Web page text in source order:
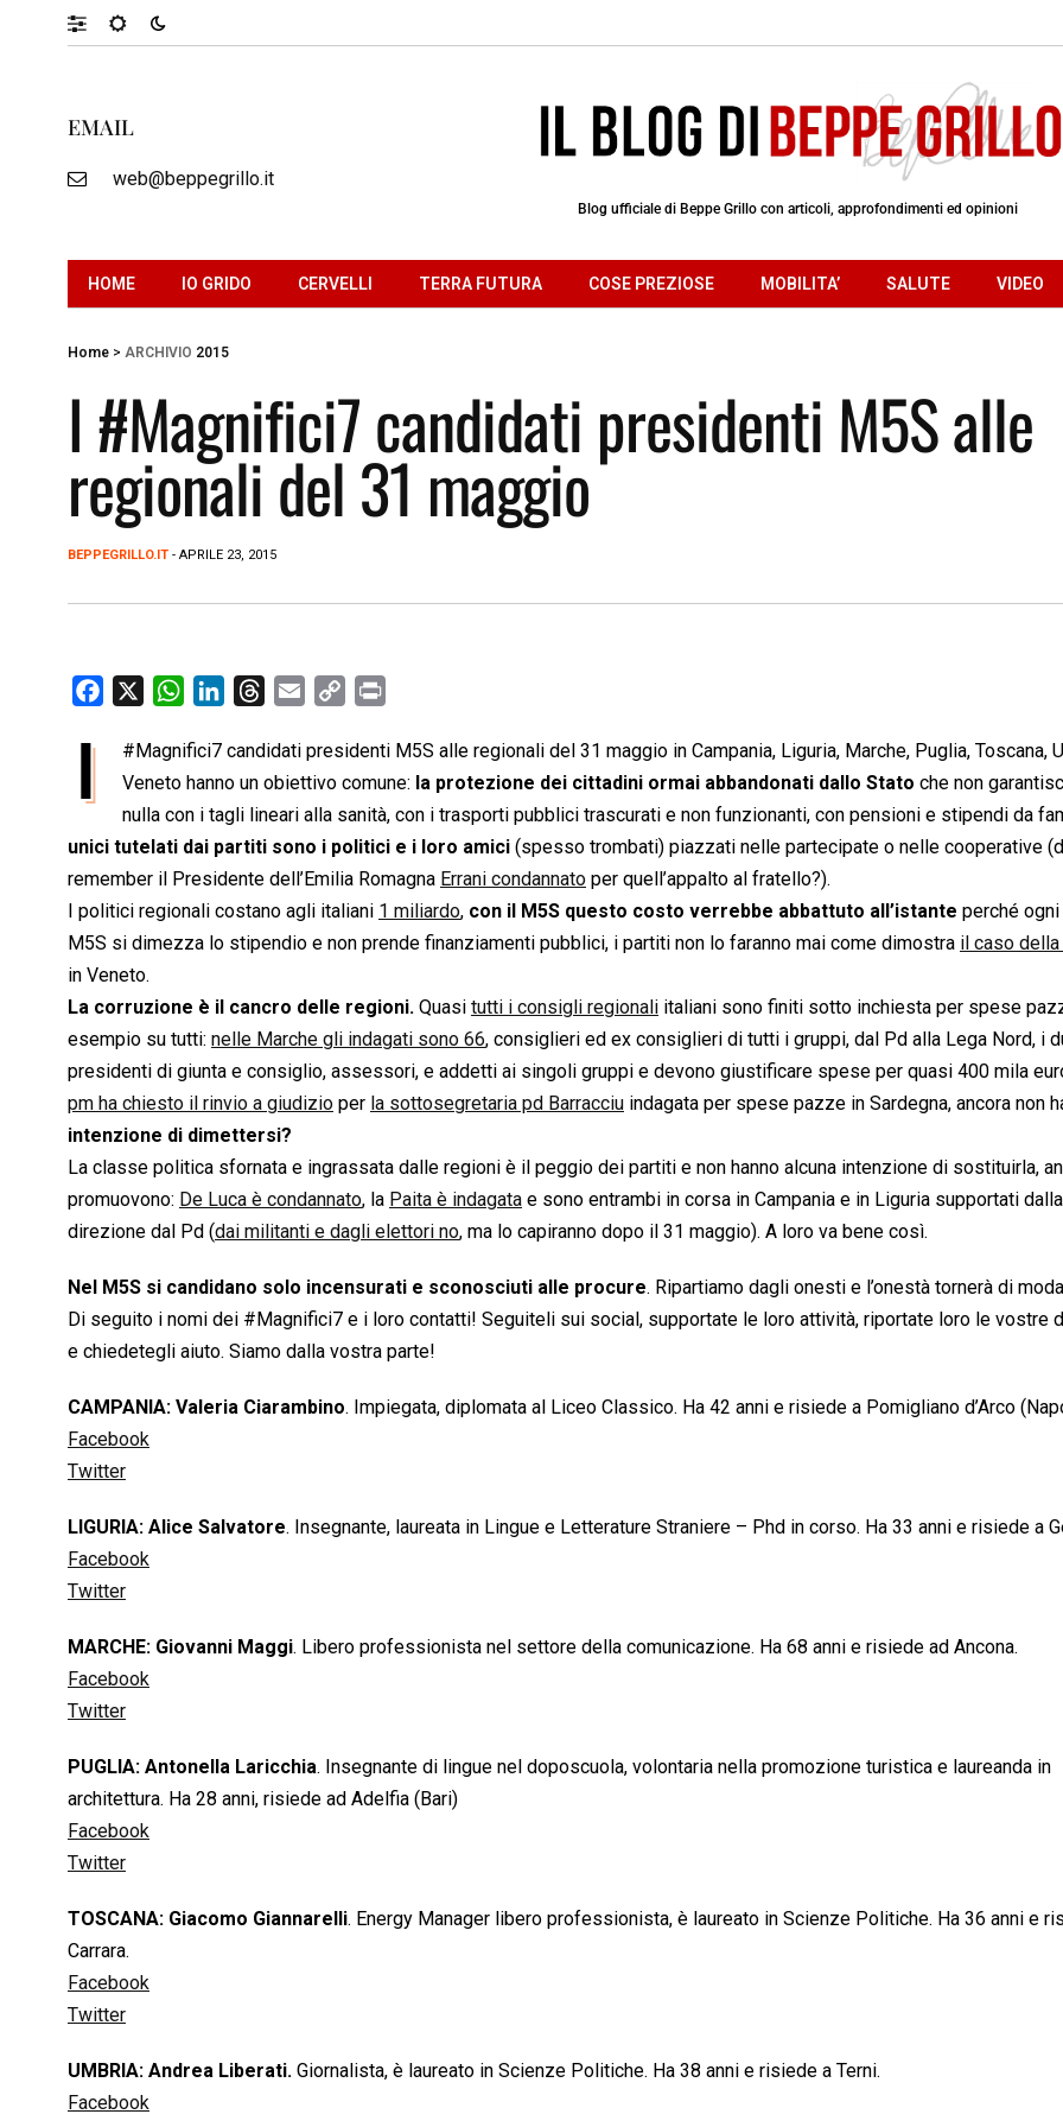
EMAIL
web@beppegrillo.it
Blog ufficiale di Beppe Grillo con articoli, approfondimenti ed opinioni
HOME IO GRIDO CERVELLI TERRA FUTURA COSE PREZIOSE MOBILITA’ SALUTE VIDEO
Home > ARCHIVIO 2015
I #Magnifici7 candidati presidenti M5S alle
regionali del 31 maggio
BEPPEGRILLO.IT - APRILE 23, 2015
o
o
k
W
a
t
s
A
p
p
n
k
e
d
I
n
r
e
a
d
s
a
i
l
p
y
L
i
n
k
i
n
t
I
#Magnifici7 candidati presidenti M5S alle regionali del 31 maggio in Campania, Liguria, Marche, Puglia, Toscana,
Veneto hanno un obiettivo comune: la protezione dei cittadini ormai abbandonati dallo Stato che non
nulla con i tagli lineari alla sanità, con i trasporti pubblici trascurati e non funzionanti, con pensioni e stipendi da
unici tutelati dai partiti sono i politici e i loro amici (spesso trombati) piazzati nelle partecipate o nelle cooperative
remember il Presidente dell’Emilia Romagna Errani condannato per quell’appalto al fratello?).
I politici regionali costano agli italiani 1 miliardo, con il M5S questo costo verrebbe abbattuto all’istante perché
M5S si dimezza lo stipendio e non prende finanziamenti pubblici, i partiti non lo faranno mai come dimostra il caso
in Veneto.
La corruzione è il cancro delle regioni. Quasi tutti i consigli regionali italiani sono finiti sotto inchiesta per spese
esempio su tutti: nelle Marche gli indagati sono 66, consiglieri ed ex consiglieri di tutti i gruppi, dal Pd alla Lega Nord, i
presidenti di giunta e consiglio, assessori, e addetti ai singoli gruppi e devono giustificare spese per quasi 400 mila
pm ha chiesto il rinvio a giudizio per la sottosegretaria pd Barracciu indagata per spese pazze in Sardegna, ancora non
intenzione di dimettersi?
La classe politica sfornata e ingrassata dalle regioni è il peggio dei partiti e non hanno alcuna intenzione di sostituirla,
promuovono: De Luca è condannato, la Paita è indagata e sono entrambi in corsa in Campania e in Liguria supportati dalla
direzione dal Pd (dai militanti e dagli elettori no, ma lo capiranno dopo il 31 maggio). A loro va bene così.
Nel M5S si candidano solo incensurati e sconosciuti alle procure. Ripartiamo dagli onesti e l’onestà tornerà di
Di seguito i nomi dei #Magnifici7 e i loro contatti! Seguiteli sui social, supportate le loro attività, riportate loro le vostre
e chiedetegli aiuto. Siamo dalla vostra parte!
CAMPANIA: Valeria Ciarambino. Impiegata, diplomata al Liceo Classico. Ha 42 anni e risiede a Pomigliano d’Arco
Facebook
Twitter
LIGURIA: Alice Salvatore. Insegnante, laureata in Lingue e Letterature Straniere – Phd in corso. Ha 33 anni e risiede a
Facebook
Twitter
MARCHE: Giovanni Maggi. Libero professionista nel settore della comunicazione. Ha 68 anni e risiede ad Ancona.
Facebook
Twitter
PUGLIA: Antonella Laricchia. Insegnante di lingue nel doposcuola, volontaria nella promozione turistica e laureanda in
architettura. Ha 28 anni, risiede ad Adelfia (Bari)
Facebook
Twitter
TOSCANA: Giacomo Giannarelli. Energy Manager libero professionista, è laureato in Scienze Politiche. Ha 36 anni e
Carrara.
Facebook
Twitter
UMBRIA: Andrea Liberati. Giornalista, è laureato in Scienze Politiche. Ha 38 anni e risiede a Terni.
Facebook